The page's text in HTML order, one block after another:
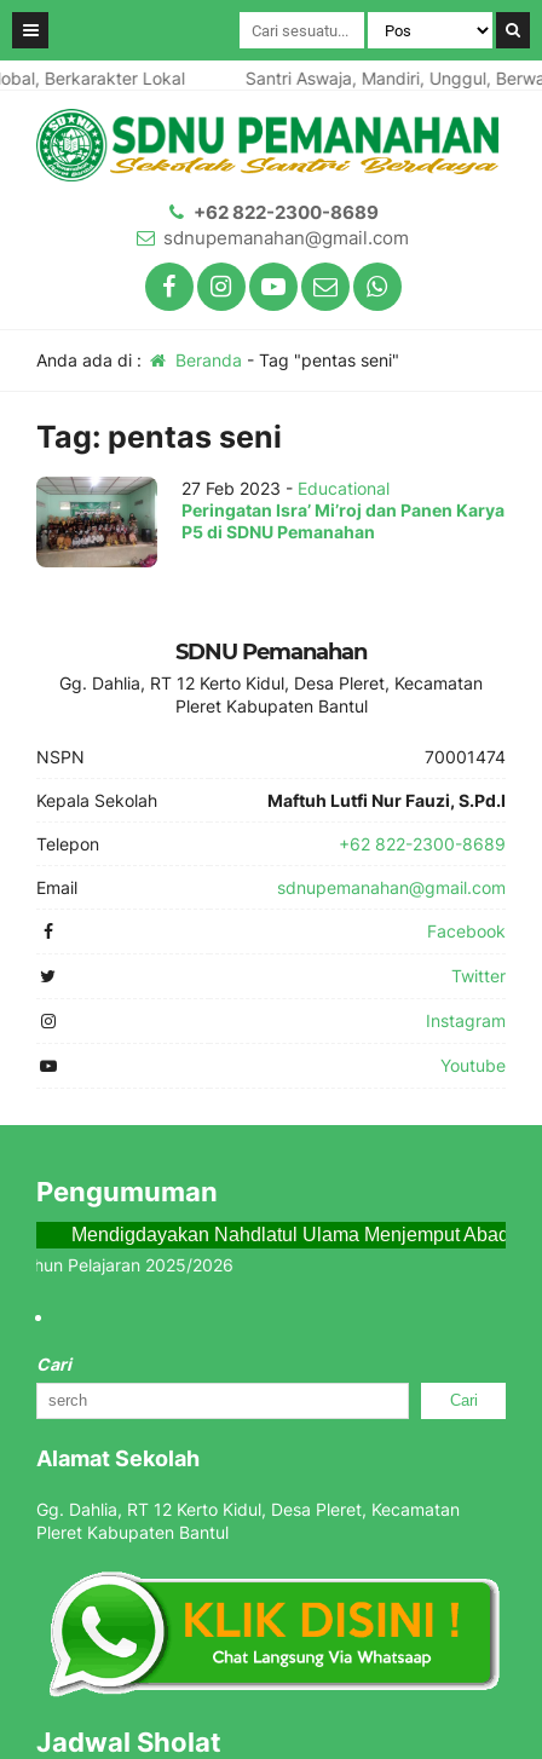
Berkarakter Lokal Santri Aswaja, Mandiri, Unggul,
+62 822-2300-8689
sdnupemanahan@gmail.com
Anda ada di : Beranda - Tag "pentas seni"
Tag: pentas seni
27 Feb 2023 - Educational
Peringatan Isra’ Mi’roj dan Panen Karya
P5 di SDNU Pemanahan
SDNU Pemanahan
Gg. Dahlia, RT 12 Kerto Kidul, Desa Pleret, Kecamatan
Pleret Kabupaten Bantul
NSPN 70001474
Kepala Sekolah Maftuh Lutfi Nur Fauzi, S.Pd.I
Telepon +62 822-2300-8689
Email sdnupemanahan@gmail.com
Facebook
Twitter
Instagram
Youtube
Pengumuman
Mendigdayakan Nahdlatul Ulama Menjemput Abad
Pelajaran 2025/2026
Cari
Cari
Alamat Sekolah
Gg. Dahlia, RT 12 Kerto Kidul, Desa Pleret, Kecamatan
Pleret Kabupaten Bantul
Jadwal Sholat